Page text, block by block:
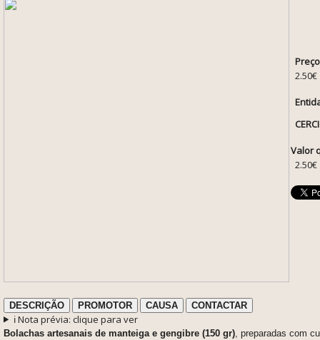
2.50€
Valor
2.50€
DESCRIÇÃO PROMOTOR CAUSA CONTACTAR
ℹ️ Nota prévia: clique para ver
Bolachas artesanais de manteiga e gengibre (150 gr) , preparadas com